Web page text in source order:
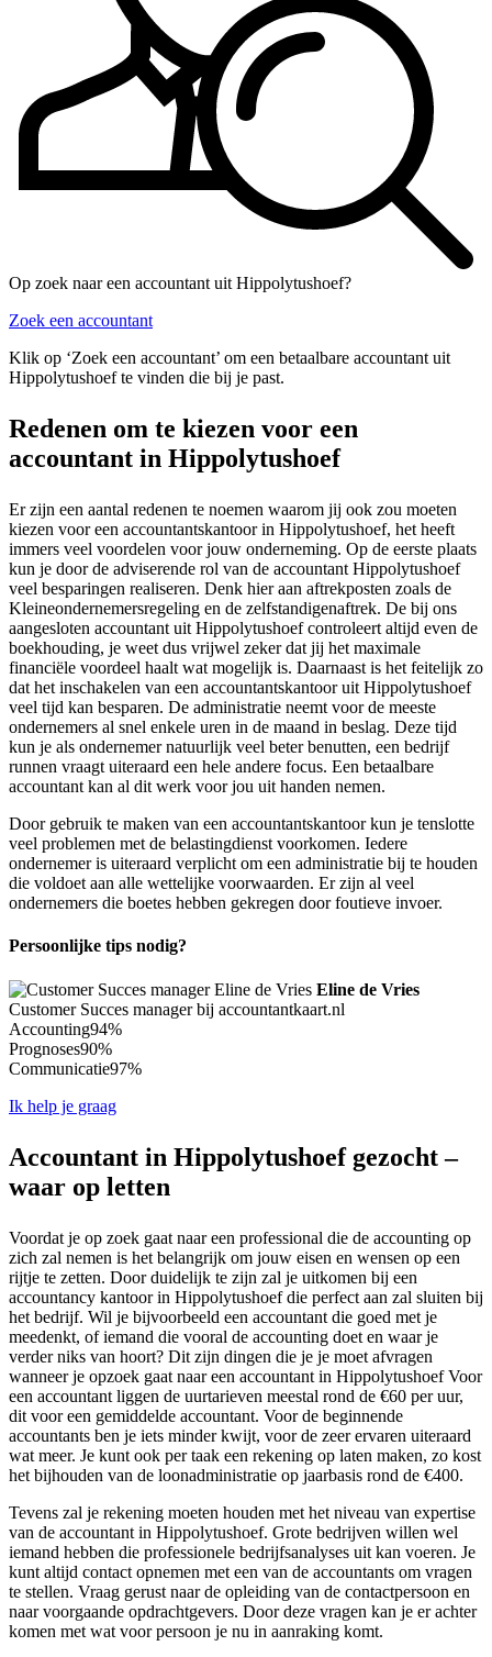
Op zoek naar een accountant uit Hippolytushoef?
Zoek een accountant
Klik op ‘Zoek een accountant’ om een betaalbare accountant uit
Hippolytushoef te vinden die bij je past.
Redenen om te kiezen voor een
accountant in Hippolytushoef
Er zijn een aantal redenen te noemen waarom jij ook zou moeten
kiezen voor een accountantskantoor in Hippolytushoef, het heeft
immers veel voordelen voor jouw onderneming. Op de eerste plaats
kun je door de adviserende rol van de accountant Hippolytushoef
veel besparingen realiseren. Denk hier aan aftrekposten zoals de
Kleineondernemersregeling en de zelfstandigenaftrek. De bij ons
aangesloten accountant uit Hippolytushoef controleert altijd even de
boekhouding, je weet dus vrijwel zeker dat jij het maximale
financiële voordeel haalt wat mogelijk is. Daarnaast is het feitelijk zo
dat het inschakelen van een accountantskantoor uit Hippolytushoef
veel tijd kan besparen. De administratie neemt voor de meeste
ondernemers al snel enkele uren in de maand in beslag. Deze tijd
kun je als ondernemer natuurlijk veel beter benutten, een bedrijf
runnen vraagt uiteraard een hele andere focus. Een betaalbare
accountant kan al dit werk voor jou uit handen nemen.
Door gebruik te maken van een accountantskantoor kun je tenslotte
veel problemen met de belastingdienst voorkomen. Iedere
ondernemer is uiteraard verplicht om een administratie bij te houden
die voldoet aan alle wettelijke voorwaarden. Er zijn al veel
ondernemers die boetes hebben gekregen door foutieve invoer.
Persoonlijke tips nodig?
Eline de Vries
Customer Succes manager bij accountantkaart.nl
Accounting94%
Prognoses90%
Communicatie97%
Ik help je graag
Accountant in Hippolytushoef gezocht –
waar op letten
Voordat je op zoek gaat naar een professional die de accounting op
zich zal nemen is het belangrijk om jouw eisen en wensen op een
rijtje te zetten. Door duidelijk te zijn zal je uitkomen bij een
accountancy kantoor in Hippolytushoef die perfect aan zal sluiten bij
het bedrijf. Wil je bijvoorbeeld een accountant die goed met je
meedenkt, of iemand die vooral de accounting doet en waar je
verder niks van hoort? Dit zijn dingen die je je moet afvragen
wanneer je opzoek gaat naar een accountant in Hippolytushoef Voor
een accountant liggen de uurtarieven meestal rond de €60 per uur,
dit voor een gemiddelde accountant. Voor de beginnende
accountants ben je iets minder kwijt, voor de zeer ervaren uiteraard
wat meer. Je kunt ook per taak een rekening op laten maken, zo kost
het bijhouden van de loonadministratie op jaarbasis rond de €400.
Tevens zal je rekening moeten houden met het niveau van expertise
van de accountant in Hippolytushoef. Grote bedrijven willen wel
iemand hebben die professionele bedrijfsanalyses uit kan voeren. Je
kunt altijd contact opnemen met een van de accountants om vragen
te stellen. Vraag gerust naar de opleiding van de contactpersoon en
naar voorgaande opdrachtgevers. Door deze vragen kan je er achter
komen met wat voor persoon je nu in aanraking komt.